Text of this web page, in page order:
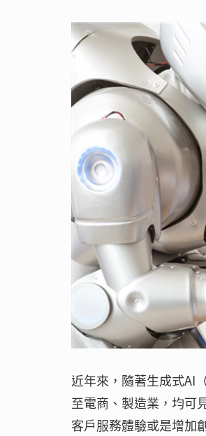
近年來，隨著生成式AI
至電商、製造業，均可
客戶服務體驗或是增加